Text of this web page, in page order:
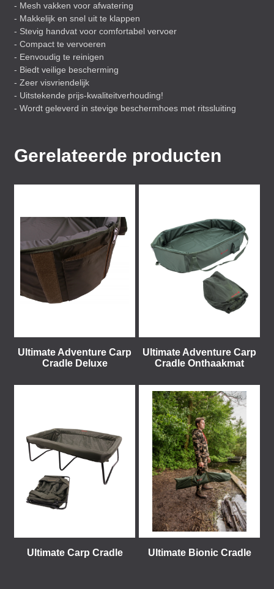
- Mesh vakken voor afwatering
- Makkelijk en snel uit te klappen
- Stevig handvat voor comfortabel vervoer
- Compact te vervoeren
- Eenvoudig te reinigen
- Biedt veilige bescherming
- Zeer visvriendelijk
- Uitstekende prijs-kwaliteitverhouding!
- Wordt geleverd in stevige beschermhoes met ritssluiting
Gerelateerde producten
Ultimate Adventure Carp
Cradle Deluxe
Ultimate Adventure Carp
Cradle Onthaakmat
Ultimate Carp Cradle Ultimate Bionic Cradle